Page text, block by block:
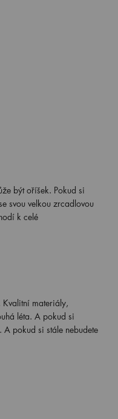
být oříšek. Pokud si
svou velkou zrcadlovou
k celé
materiály,
léta. A pokud si
A pokud si stále nebudete